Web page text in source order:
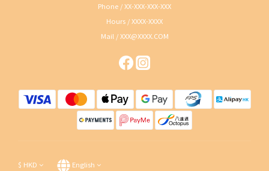
Phone / XX-XXX-XXX-XXX
Hours / XXXX-XXXX
Mail / XXX@XXXX.COM
$ HKD English